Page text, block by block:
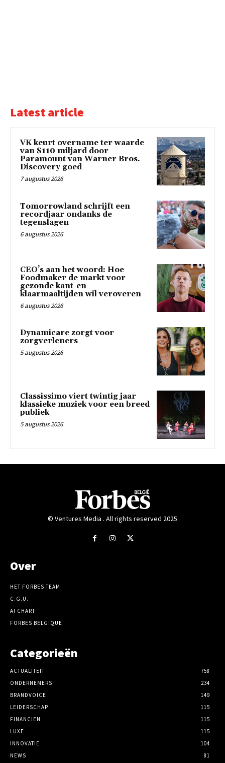
Latest article
VK keurt overname ter waarde
van $110 miljard door
Paramount van Warner Bros.
Discovery goed
7 augustus 2026
Tomorrowland schrijft een
recordjaar ondanks de
tegenslagen
6 augustus 2026
CEO’s aan het woord: Hoe
Foodmaker de markt voor
gezonde kant-en-
klaarmaaltijden wil veroveren
6 augustus 2026
Dynamicare zorgt voor
zorgverleners
5 augustus 2026
Classissimo viert twintig jaar
klassieke muziek voor een breed
publiek
5 augustus 2026
© Ventures Media . All rights reserved 2025
Over
HET FORBES TEAM
C.G.U.
AI CHART
FORBES BELGIQUE
Categorieën
ACTUALITEIT
758
ONDERNEMERS
234
BRANDVOICE
149
LEIDERSCHAP
115
FINANCIEN
115
LUXE
115
INNOVATIE
104
NEWS
81